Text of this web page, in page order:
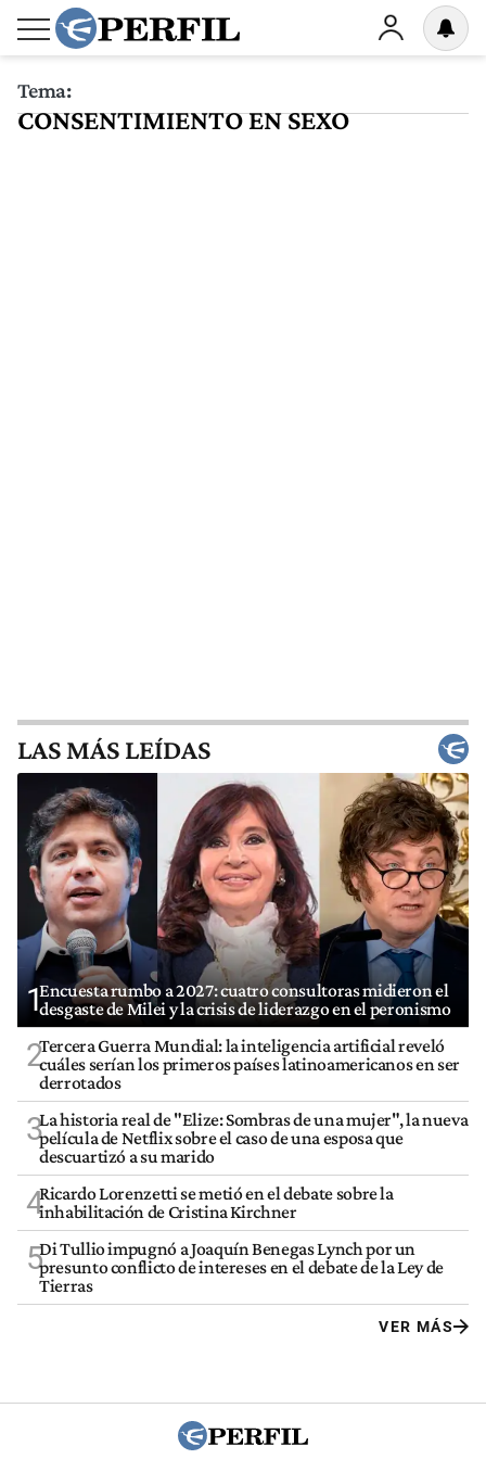
Tema:
CONSENTIMIENTO EN SEXO
LAS MÁS LEÍDAS
1Encuesta rumbo a 2027: cuatro consultoras midieron el
desgaste de Milei y la crisis de liderazgo en el peronismo
2Tercera Guerra Mundial: la inteligencia artificial reveló
cuáles serían los primeros países latinoamericanos en ser
derrotados
3La historia real de "Elize: Sombras de una mujer", la nueva
película de Netflix sobre el caso de una esposa que
descuartizó a su marido
4Ricardo Lorenzetti se metió en el debate sobre la
inhabilitación de Cristina Kirchner
5Di Tullio impugnó a Joaquín Benegas Lynch por un
presunto conflicto de intereses en el debate de la Ley de
Tierras
VER MÁS